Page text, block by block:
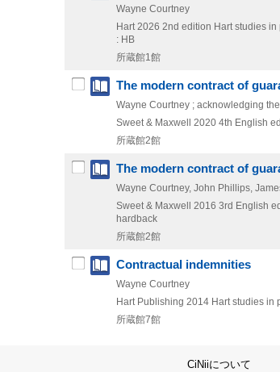
Wayne Courtney
Hart 2026 2nd edition Hart studies
: HB
所蔵館1館
The modern contract of
Wayne Courtney ; acknowledging
Sweet & Maxwell
2020 4th English ed
所蔵館2館
The modern contract of
Wayne Courtney, John Phillips,
Sweet & Maxwell
2016 3rd English
hardback
所蔵館2館
Contractual indemnities
Wayne Courtney
Hart Publishing 2014 Hart studies in
所蔵館7館
CiNiiについて